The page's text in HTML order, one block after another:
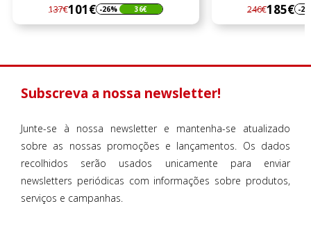
Regular
preço
137€101€
Preço -26% 36€
Regular
preço
246€185€
Preço -
Subscreva a nossa newsletter!
Junte-se à nossa newsletter e mantenha-se atualizado
sobre as nossas promoções e lançamentos. Os dados
recolhidos serão usados unicamente para enviar
newsletters periódicas com informações sobre produtos,
serviços e campanhas.